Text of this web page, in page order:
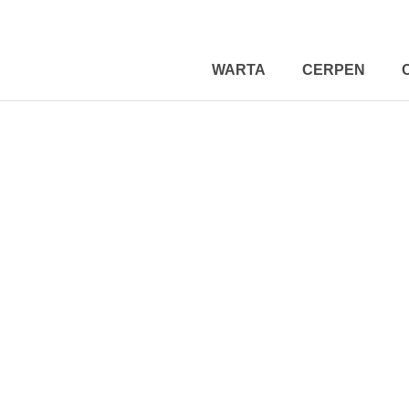
WARTA CERPEN